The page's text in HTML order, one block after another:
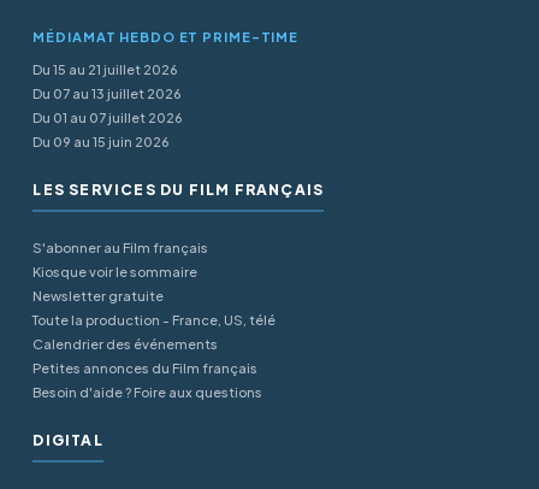
MÉDIAMAT HEBDO ET PRIME-TIME
Du 15 au 21 juillet 2026
Du 07 au 13 juillet 2026
Du 01 au 07 juillet 2026
Du 09 au 15 juin 2026
LES SERVICES DU FILM FRANÇAIS
S'abonner au Film français
Kiosque voir le sommaire
Newsletter gratuite
Toute la production - France, US, télé
Calendrier des événements
Petites annonces du Film français
Besoin d'aide ? Foire aux questions
DIGITAL